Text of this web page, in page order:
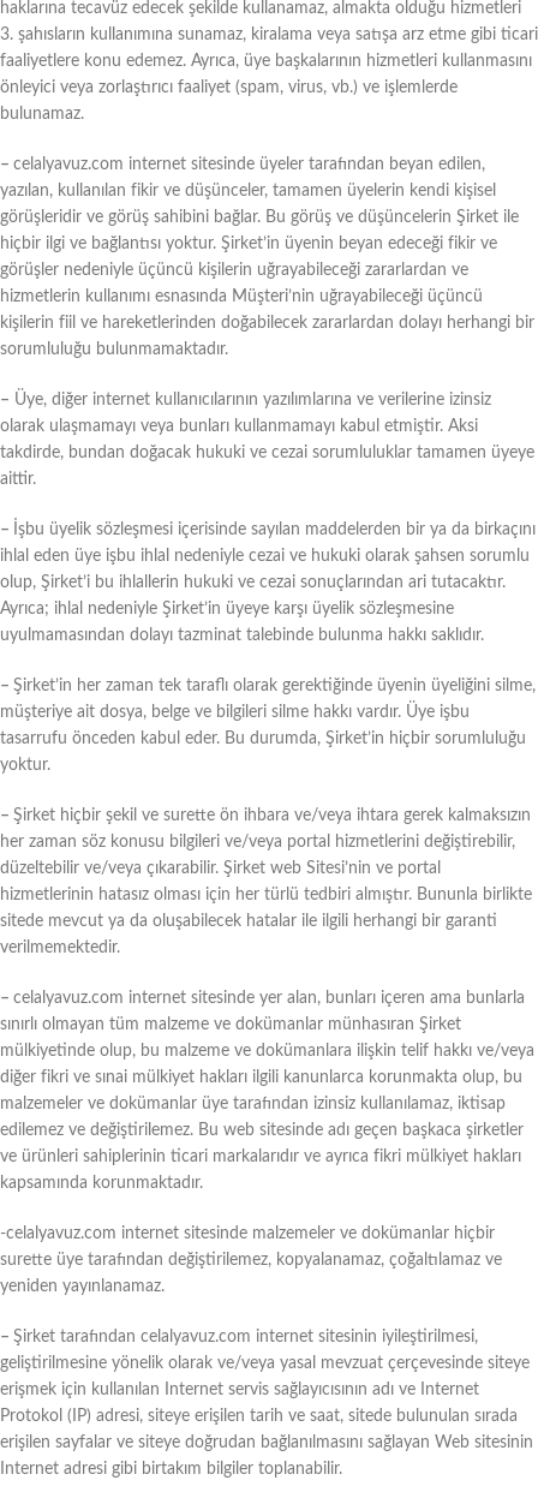
haklarına tecavüz edecek şekilde kullanamaz, almakta olduğu hizmetleri
3. şahısların kullanımına sunamaz, kiralama veya satışa arz etme gibi ticari
faaliyetlere konu edemez. Ayrıca, üye başkalarının hizmetleri kullanmasını
önleyici veya zorlaştırıcı faaliyet (spam, virus, vb.) ve işlemlerde
bulunamaz.
– celalyavuz.com internet sitesinde üyeler tarafından beyan edilen,
yazılan, kullanılan fikir ve düşünceler, tamamen üyelerin kendi kişisel
görüşleridir ve görüş sahibini bağlar. Bu görüş ve düşüncelerin Şirket ile
hiçbir ilgi ve bağlantısı yoktur. Şirket’in üyenin beyan edeceği fikir ve
görüşler nedeniyle üçüncü kişilerin uğrayabileceği zararlardan ve
hizmetlerin kullanımı esnasında Müşteri’nin uğrayabileceği üçüncü
kişilerin fiil ve hareketlerinden doğabilecek zararlardan dolayı herhangi bir
sorumluluğu bulunmamaktadır.
– Üye, diğer internet kullanıcılarının yazılımlarına ve verilerine izinsiz
olarak ulaşmamayı veya bunları kullanmamayı kabul etmiştir. Aksi
takdirde, bundan doğacak hukuki ve cezai sorumluluklar tamamen üyeye
aittir.
– İşbu üyelik sözleşmesi içerisinde sayılan maddelerden bir ya da birkaçını
ihlal eden üye işbu ihlal nedeniyle cezai ve hukuki olarak şahsen sorumlu
olup, Şirket’i bu ihlallerin hukuki ve cezai sonuçlarından ari tutacaktır.
Ayrıca; ihlal nedeniyle Şirket’in üyeye karşı üyelik sözleşmesine
uyulmamasından dolayı tazminat talebinde bulunma hakkı saklıdır.
– Şirket’in her zaman tek taraflı olarak gerektiğinde üyenin üyeliğini silme,
müşteriye ait dosya, belge ve bilgileri silme hakkı vardır. Üye işbu
tasarrufu önceden kabul eder. Bu durumda, Şirket’in hiçbir sorumluluğu
yoktur.
– Şirket hiçbir şekil ve surette ön ihbara ve/veya ihtara gerek kalmaksızın
her zaman söz konusu bilgileri ve/veya portal hizmetlerini değiştirebilir,
düzeltebilir ve/veya çıkarabilir. Şirket web Sitesi’nin ve portal
hizmetlerinin hatasız olması için her türlü tedbiri almıştır. Bununla birlikte
sitede mevcut ya da oluşabilecek hatalar ile ilgili herhangi bir garanti
verilmemektedir.
– celalyavuz.com internet sitesinde yer alan, bunları içeren ama bunlarla
sınırlı olmayan tüm malzeme ve dokümanlar münhasıran Şirket
mülkiyetinde olup, bu malzeme ve dokümanlara ilişkin telif hakkı ve/veya
diğer fikri ve sınai mülkiyet hakları ilgili kanunlarca korunmakta olup, bu
malzemeler ve dokümanlar üye tarafından izinsiz kullanılamaz, iktisap
edilemez ve değiştirilemez. Bu web sitesinde adı geçen başkaca şirketler
ve ürünleri sahiplerinin ticari markalarıdır ve ayrıca fikri mülkiyet hakları
kapsamında korunmaktadır.
-celalyavuz.com internet sitesinde malzemeler ve dokümanlar hiçbir
surette üye tarafından değiştirilemez, kopyalanamaz, çoğaltılamaz ve
yeniden yayınlanamaz.
– Şirket tarafından celalyavuz.com internet sitesinin iyileştirilmesi,
geliştirilmesine yönelik olarak ve/veya yasal mevzuat çerçevesinde siteye
erişmek için kullanılan Internet servis sağlayıcısının adı ve Internet
Protokol (IP) adresi, siteye erişilen tarih ve saat, sitede bulunulan sırada
erişilen sayfalar ve siteye doğrudan bağlanılmasını sağlayan Web sitesinin
Internet adresi gibi birtakım bilgiler toplanabilir.